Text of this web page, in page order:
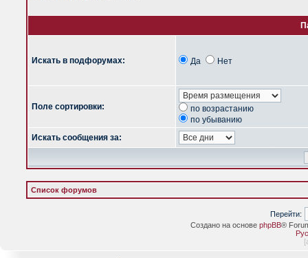
Искать в подфорумах: Да Нет
Поле сортировки:
по возрастанию
по убыванию
Искать сообщения за:
Список форумов
Перейти:
Создано на основе phpBB®
[